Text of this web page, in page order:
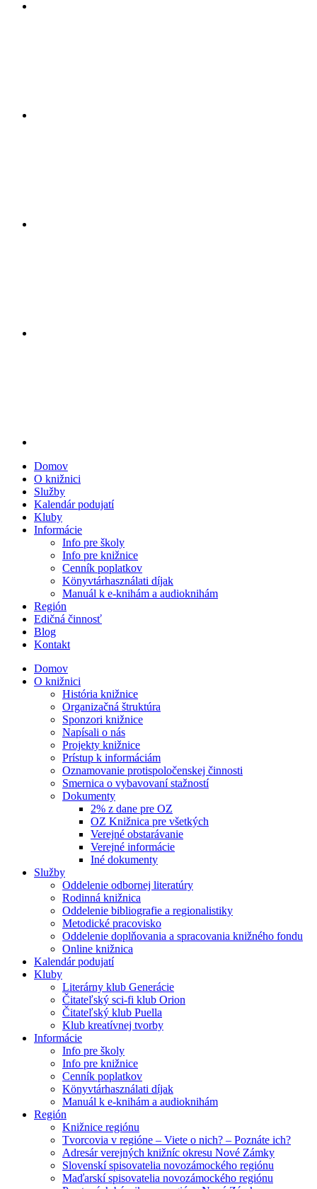
Domov
O knižnici
Služby
Kalendár podujatí
Kluby
Informácie
Info pre školy
Info pre knižnice
Cenník poplatkov
Könyvtárhasználati díjak
Manuál k e-knihám a audioknihám
Región
Edičná činnosť
Blog
Kontakt
Domov
O knižnici
História knižnice
Organizačná štruktúra
Sponzori knižnice
Napísali o nás
Projekty knižnice
Prístup k informáciám
Oznamovanie protispoločenskej činnosti
Smernica o vybavovaní stažností
Dokumenty
2% z dane pre OZ
OZ Knižnica pre všetkých
Verejné obstarávanie
Verejné informácie
Iné dokumenty
Služby
Oddelenie odbornej literatúry
Rodinná knižnica
Oddelenie bibliografie a regionalistiky
Metodické pracovisko
Oddelenie doplňovania a spracovania knižného fondu
Online knižnica
Kalendár podujatí
Kluby
Literárny klub Generácie
Čitateľský sci-fi klub Orion
Čitateľský klub Puella
Klub kreatívnej tvorby
Informácie
Info pre školy
Info pre knižnice
Cenník poplatkov
Könyvtárhasználati díjak
Manuál k e-knihám a audioknihám
Región
Knižnice regiónu
Tvorcovia v regióne – Viete o nich? – Poznáte ich?
Adresár verejných knižníc okresu Nové Zámky
Slovenskí spisovatelia novozámockého regiónu
Maďarskí spisovatelia novozámockého regiónu